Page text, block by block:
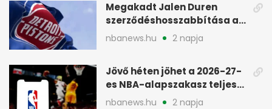
Megakadt Jalen Duren
szerződéshosszabbítása a
Detroit Pistonsnál
nbanews.hu 2 napja
Jövő héten jöhet a 2026-27-
es NBA-alapszakasz teljes
menetrendje
nbanews.hu 2 napja